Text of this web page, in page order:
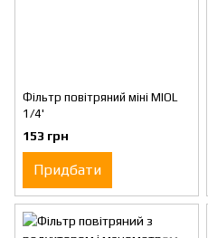
Фільтр повітряний міні MIOL
1/4'
153 грн
Придбати